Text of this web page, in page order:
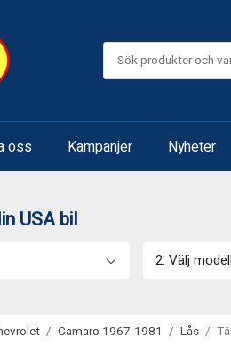
oss Kampanjer Nyheter
USA bil
2. Välj modell
/ Camaro 1967-1981 / Lås /